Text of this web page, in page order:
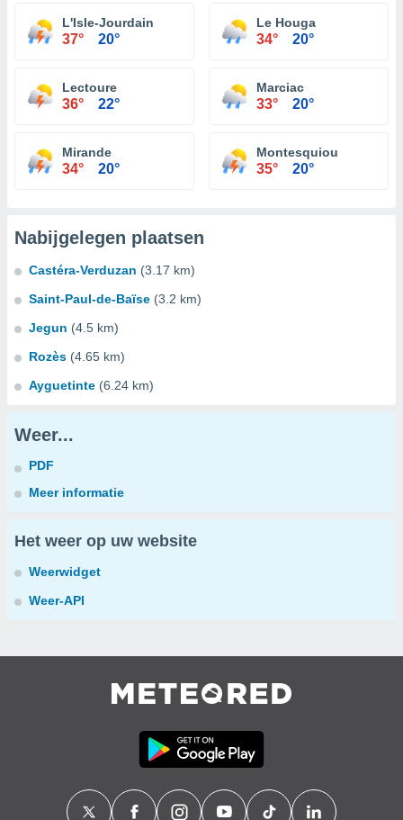
L'Isle-Jourdain
37° 20°
Le Houga
34° 20°
Lectoure
36° 22°
Marciac
33° 20°
Mirande
34° 20°
Montesquiou
35° 20°
Nabijgelegen plaatsen
Castéra-Verduzan (3.17 km)
Saint-Paul-de-Baïse (3.2 km)
Jegun (4.5 km)
Rozès (4.65 km)
Ayguetinte (6.24 km)
Weer...
PDF
Meer informatie
Het weer op uw website
Weerwidget
Weer-API